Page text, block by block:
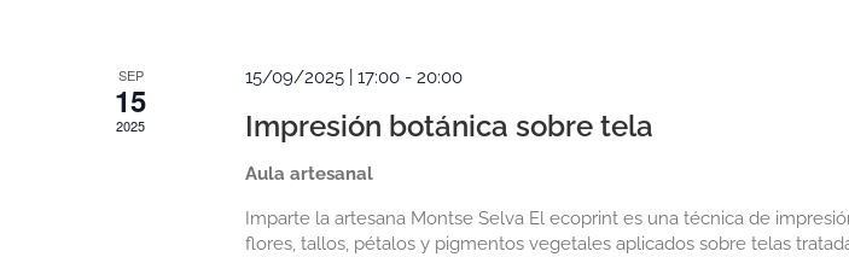
SEP
15
2025
15/09/2025 | 17:00- 20:00
Impresión botánica sobre tela
Aula artesanal
Imparte la artesana Montse Selva El ecoprint es una técnica de
flores, tallos, pétalos y pigmentos vegetales aplicados sobre telas